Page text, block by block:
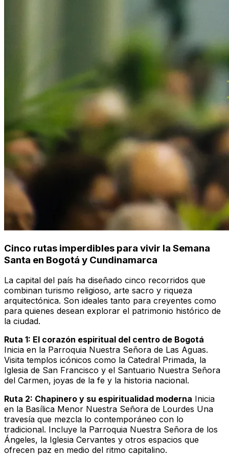
Cinco rutas imperdibles para vivir la Semana
Santa en Bogotá y Cundinamarca
La capital del país ha diseñado cinco recorridos que
combinan turismo religioso, arte sacro y riqueza
arquitectónica. Son ideales tanto para creyentes como
para quienes desean explorar el patrimonio histórico de
la ciudad.
Ruta 1: El corazón espiritual del centro de Bogotá
Inicia en la Parroquia Nuestra Señora de Las Aguas.
Visita templos icónicos como la Catedral Primada, la
Iglesia de San Francisco y el Santuario Nuestra Señora
del Carmen, joyas de la fe y la historia nacional.
Ruta 2: Chapinero y su espiritualidad moderna Inicia
en la Basílica Menor Nuestra Señora de Lourdes Una
travesía que mezcla lo contemporáneo con lo
tradicional. Incluye la Parroquia Nuestra Señora de los
Ángeles, la Iglesia Cervantes y otros espacios que
ofrecen paz en medio del ritmo capitalino.